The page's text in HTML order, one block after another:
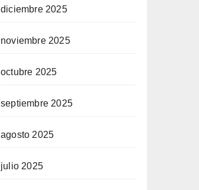
diciembre 2025
noviembre 2025
octubre 2025
septiembre 2025
agosto 2025
julio 2025